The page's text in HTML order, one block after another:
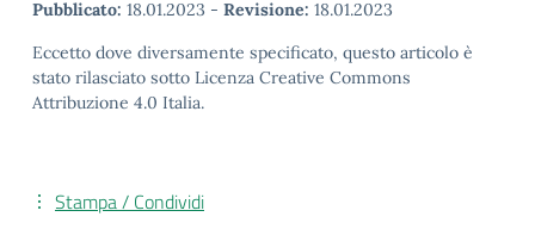
Pubblicato: 18.01.2023 - Revisione: 18.01.2023
Eccetto dove diversamente specificato, questo articolo è
stato rilasciato sotto Licenza Creative Commons
Attribuzione 4.0 Italia.
Stampa / Condividi